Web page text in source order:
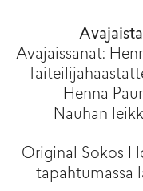
Avajaissanat:
Henna
Nauhan
Original Sokos
tapahtumassa